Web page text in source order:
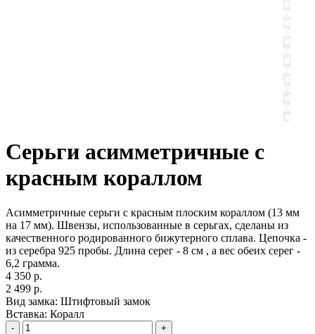
Серьги асимметричные с
красным кораллом
Асимметричные серьги с красным плоским кораллом (13 мм
на 17 мм). Швензы, использованные в серьгах, сделаны из
качественного родированного бижутерного сплава. Цепочка -
из серебра 925 пробы. Длина серег - 8 см , а вес обеих серег -
6,2 грамма.
4 350 р.
2 499 р.
Вид замка: Штифтовый замок
Вставка: Коралл
-
+